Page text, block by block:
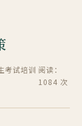
考试培训 阅读：
1084 次